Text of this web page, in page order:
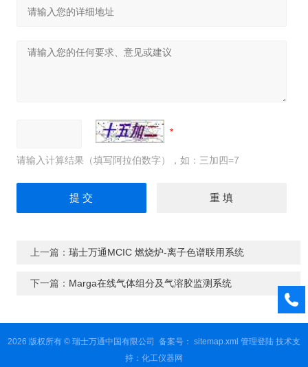
请输入计算结果（填写阿拉伯数字），如：三加四=7
上一篇： 瑞士万通MCIC 燃烧炉-离子色谱联用系统
下一篇： Marga在线气体组分及气溶胶监测系统
2026 版权所有 © 瑞士万通中国有限公司 备案号： sitemap.xml 管理登陆技术支
持： 化工仪器网